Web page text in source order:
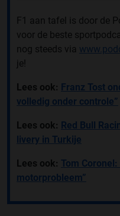
F1 aan tafel is door de
voor de beste
nog steeds via
je!
Lees ook: Franz Tost
volledig onder controle”
Lees ook: Red Bull
livery in Turkije
Lees ook: Tom
motorprobleem”